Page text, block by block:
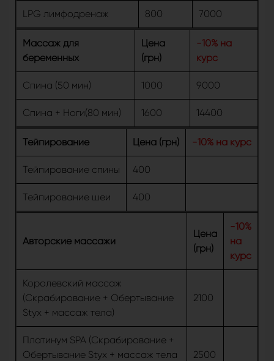
LPG лимфодренаж 800 7000
Массаж для
беременных
Цена
(грн)
-10% на
курс
Спина (50 мин) 1000 9000
Спина + Ноги(80 мин) 1600 14400
Тейпирование Цена (грн) -10% на курс
Тейпирование спины 400
Тейпирование шеи 400
Авторские массажи
Цена
(грн)
-10%
на
курс
Королевский массаж
(Скрабирование + Обертывание
Styx + массаж тела)
2100
Платинум SPA (Скрабирование +
Обертывание Styx + массаж тела
2500